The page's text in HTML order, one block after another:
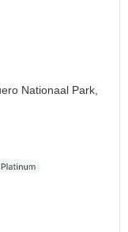
Nationaal Park,